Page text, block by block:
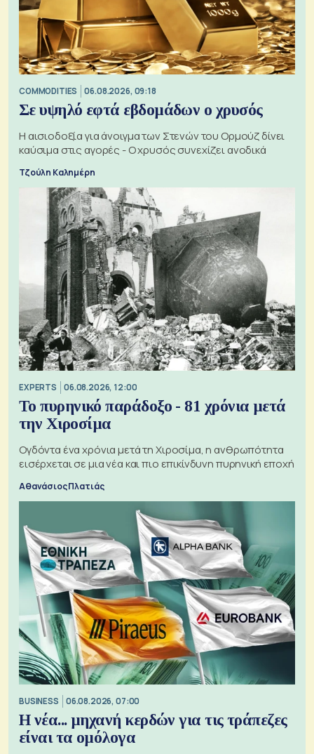
COMMODITIES 06.08.2026, 09:18
Σε υψηλό εφτά εβδομάδων ο χρυσός
Η αισιοδοξία για άνοιγμα των Στενών του Ορμούζ δίνει
καύσιμα στις αγορές - Ο χρυσός συνεχίζει ανοδικά
Τζούλη Καλημέρη
EXPERTS 06.08.2026, 12:00
Το πυρηνικό παράδοξο - 81 χρόνια μετά
την Χιροσίμα
Ογδόντα ένα χρόνια μετά τη Χιροσίμα, η ανθρωπότητα
εισέρχεται σε μια νέα και πιο επικίνδυνη πυρηνική εποχή
Αθανάσιος Πλατιάς
BUSINESS 06.08.2026, 07:00
Η νέα... μηχανή κερδών για τις τράπεζες
είναι τα ομόλογα